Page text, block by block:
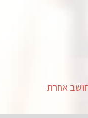
אחרת